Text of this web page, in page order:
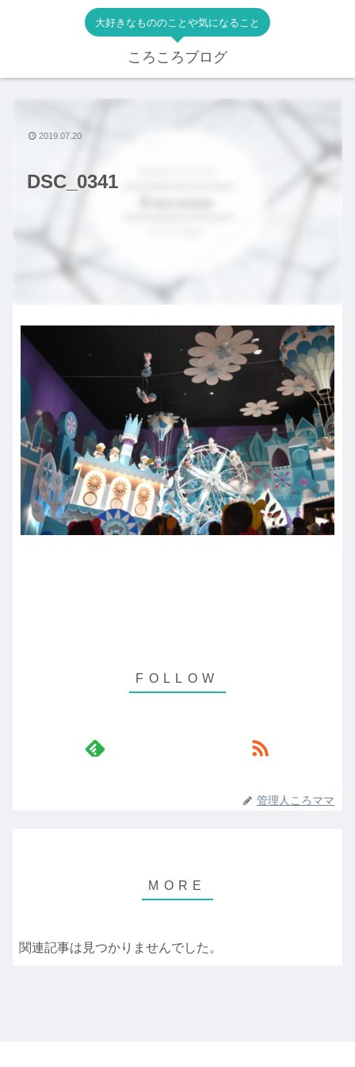
大好きなもののことや気になること
ころころブログ
DSC_0341
2019.07.20
管理人ころママ
関連記事は見つかりませんでした。